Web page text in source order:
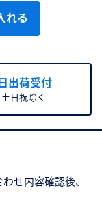
れる
出荷受付
日祝除く
せ内容確認後、